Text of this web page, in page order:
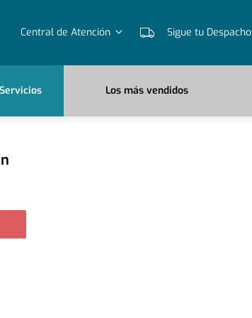
Central de Atención Sigue tu Despacho
Servicios Los más vendidos